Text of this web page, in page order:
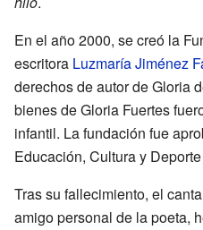
En el año 2000, se creó la
escritora Luzmaría Jiménez
derechos de autor de Gloria
bienes de Gloria Fuertes
infantil. La fundación fue
Educación, Cultura y
Tras su fallecimiento, el
amigo personal de la poeta,